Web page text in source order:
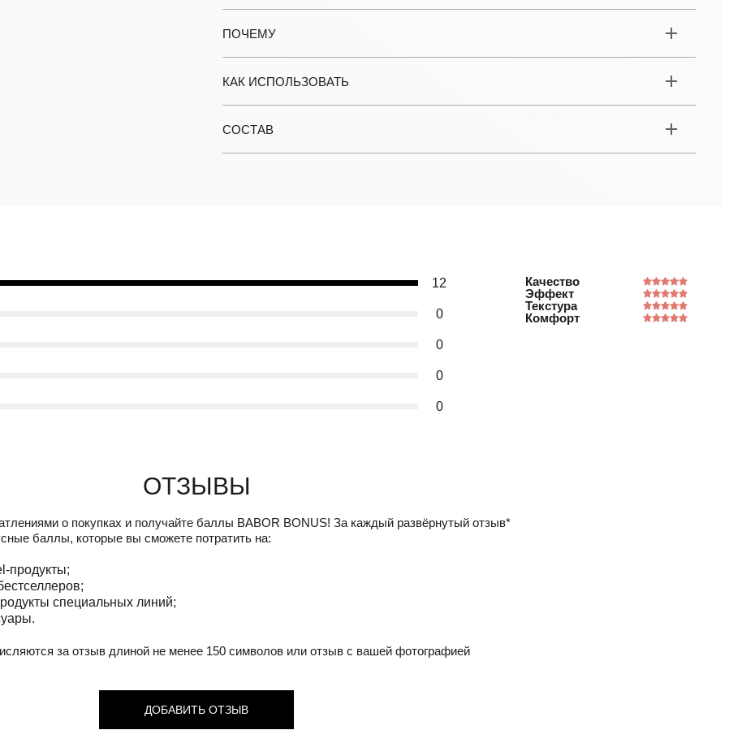
ПОЧЕМУ
КАК ИСПОЛЬЗОВАТЬ
СОСТАВ
12
0
0
0
0
Качество
Эффект
Текстура
Комфорт
Отзывы
о покупках и получайте баллы BABOR BONUS! За каждый развёрнутый отзыв*
баллы, которые вы сможете потратить на:
продукты;
специальных линий;
за отзыв длиной не менее 150 символов или отзыв с вашей фотографией
ДОБАВИТЬ ОТЗЫВ